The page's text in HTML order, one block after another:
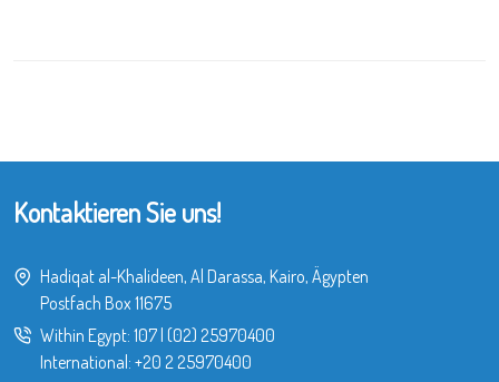
Kontaktieren Sie uns!
Hadiqat al-Khalideen, Al Darassa, Kairo, Ägypten
Postfach Box 11675
Within Egypt: 107 (02) 25970400
International: +20 2 25970400